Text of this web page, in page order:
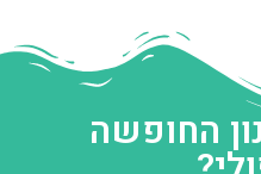
החופשה